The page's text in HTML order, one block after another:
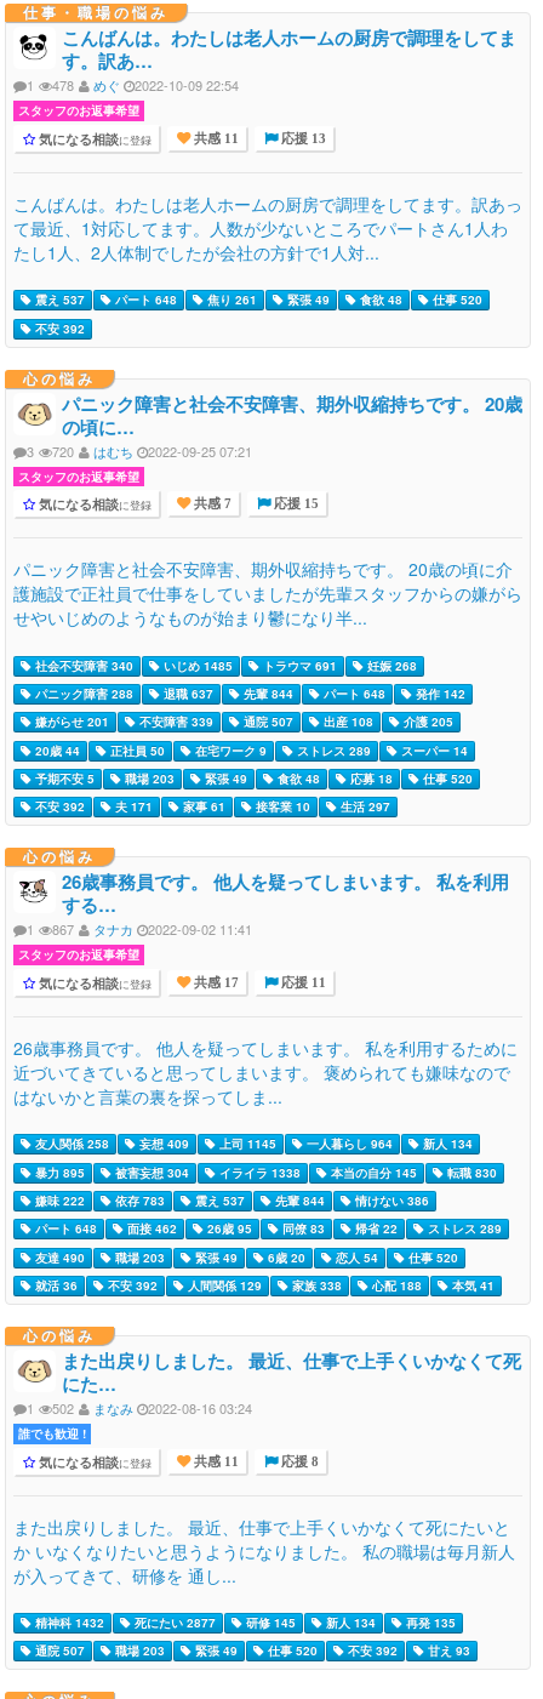
仕事・職場の悩み
こんばんは。わたしは老人ホームの厨房で調理をしてま
す。訳あ…
1 478 めぐ 2022-10-09 22:54
スタッフのお返事希望
気になる相談に登録 共感 11 応援 13
こんばんは。わたしは老人ホームの厨房で調理をしてます。訳あっ
て最近、1対応してます。人数が少ないところでパートさん1人わ
たし1人、2人体制でしたが会社の方針で1人対...
震え 537 パート 648 焦り 261 緊張 49 食欲 48
仕事 520
不安 392
心の悩み
パニック障害と社会不安障害、期外収縮持ちです。 20歳
の頃に…
3 720 はむち 2022-09-25 07:21
スタッフのお返事希望
気になる相談に登録 共感 7 応援 15
パニック障害と社会不安障害、期外収縮持ちです。 20歳の頃に介
護施設で正社員で仕事をしていましたが先輩スタッフからの嫌がら
せやいじめのようなものが始まり鬱になり半...
社会不安障害 340 いじめ 1485 トラウマ 691
妊娠 268
パニック障害 288
退職 637 先輩 844 パート 648
発作 142
嫌がらせ 201
不安障害 339 通院 507 出産 108
介護 205
20歳 44
正社員 50 在宅ワーク 9 ストレス 289
スーパー 14
予期不安 5
職場 203 緊張 49 食欲 48 応募 18
仕事 520
不安 392
夫 171 家事 61 接客業 10 生活 297
心の悩み
26歳事務員です。 他人を疑ってしまいます。 私を利用
する…
1 867 タナカ 2022-09-02 11:41
スタッフのお返事希望
気になる相談に登録 共感 17 応援 11
26歳事務員です。 他人を疑ってしまいます。 私を利用するために
近づいてきていると思ってしまいます。 褒められても嫌味なので
はないかと言葉の裏を探ってしま...
友人関係 258 妄想 409 上司 1145 一人暮らし 964
新人 134
暴力 895
被害妄想 304 イライラ 1338 本当の自分 145
転職 830
嫌味 222
依存 783 震え 537 先輩 844
情けない 386
パート 648
面接 462 26歳 95 同僚 83 帰省 22
ストレス 289
友達 490
職場 203 緊張 49 6歳 20 恋人 54
仕事 520
就活 36
不安 392 人間関係 129 家族 338 心配 188 本気 41
心の悩み
また出戻りしました。 最近、仕事で上手くいかなくて死
にた…
1 502 まなみ 2022-08-16 03:24
誰でも歓迎 !
気になる相談に登録 共感 11 応援 8
また出戻りしました。 最近、仕事で上手くいかなくて死にたいと
か いなくなりたいと思うようになりました。 私の職場は毎月新人
が入ってきて、研修を 通し...
精神科 1432 死にたい 2877 研修 145 新人 134
再発 135
通院 507
職場 203 緊張 49 仕事 520 不安 392 甘え 93